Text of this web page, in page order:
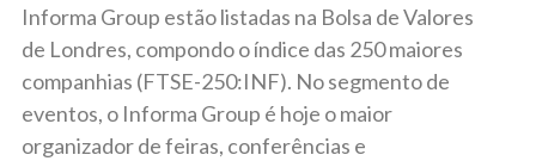
Informa Group estão listadas na Bolsa de Valores
de Londres, compondo o índice das 250 maiores
companhias (FTSE-250:INF). No segmento de
eventos, o Informa Group é hoje o maior
organizador de feiras, conferências e